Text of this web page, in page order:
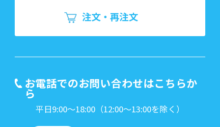
注文・再注文
お電話でのお問い合わせはこちらか
ら
平日9:00～18:00（12:00～13:00を除く）